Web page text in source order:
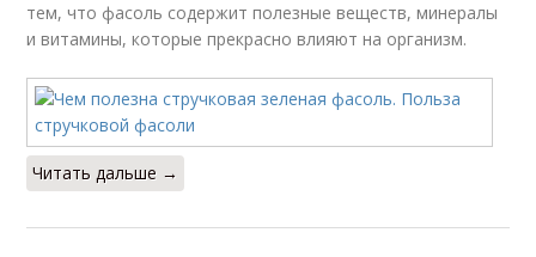
тем, что фасоль содержит полезные веществ, минералы
и витамины, которые прекрасно влияют на организм.
Читать дальше →